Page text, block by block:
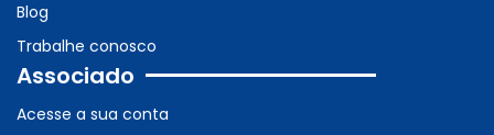
Blog
Trabalhe conosco
Associado
Acesse a sua conta